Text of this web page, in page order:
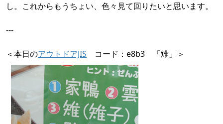
し。これからもうちょい、色々見て回りたいと思います。
---
＜本日のアウトドアJIS コード：e8b3 「雉」＞